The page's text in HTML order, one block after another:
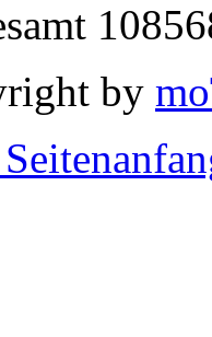
by